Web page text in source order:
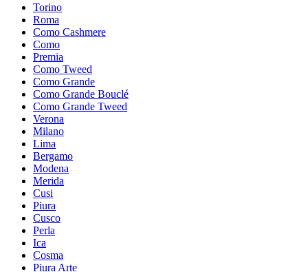
Torino
Roma
Como Cashmere
Como
Premia
Como Tweed
Como Grande
Como Grande Bouclé
Como Grande Tweed
Verona
Milano
Lima
Bergamo
Modena
Merida
Cusi
Piura
Cusco
Perla
Ica
Cosma
Piura Arte